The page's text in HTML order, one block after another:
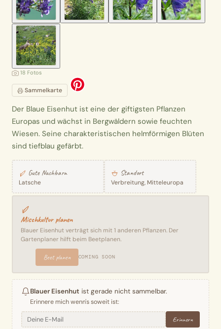
18 Fotos
Sammelkarte
Der Blaue Eisenhut ist eine der giftigsten Pflanzen
Europas und wächst in Bergwäldern sowie feuchten
Wiesen. Seine charakteristischen helmförmigen Blüten
sind tiefblau gefärbt.
Gute Nachbarn
Latsche
Standort
Verbreitung, Mitteleuropa
Mischkultur planen
Blauer Eisenhut verträgt sich mit 1 anderen Pflanzen. Der
Gartenplaner hilft beim Beetplanen.
Beet planen COMING SOON
Blauer Eisenhut ist gerade nicht sammelbar.
Erinnere mich wenn's soweit ist:
Erinnern